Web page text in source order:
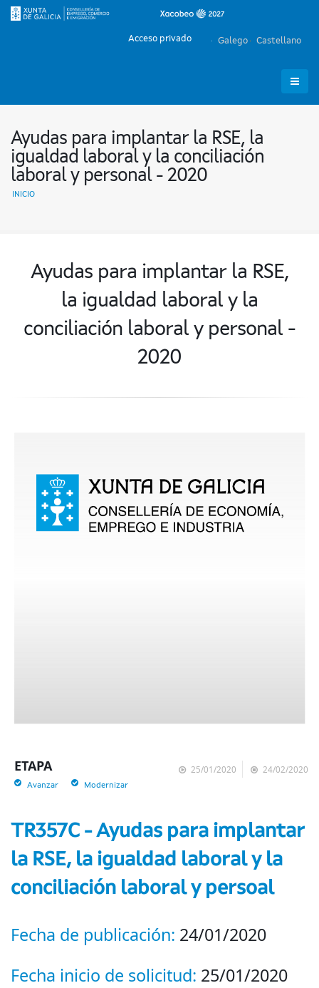
Galego Castellano
Acceso privado
Ayudas para implantar la RSE, la
igualdad laboral y la conciliación
laboral y personal - 2020
INICIO
Ayudas para implantar la RSE,
la igualdad laboral y la
conciliación laboral y personal -
2020
25/01/2020 24/02/2020
ETAPA
Avanzar Modernizar
TR357C - Ayudas para implantar
la RSE, la igualdad laboral y la
conciliación laboral y persoal
Fecha de publicación: 24/01/2020
Fecha inicio de solicitud: 25/01/2020